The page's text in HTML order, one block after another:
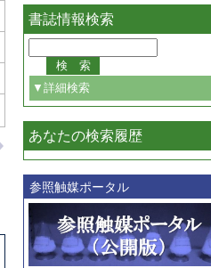
書誌情報検索
▼詳細検索
必ず含
巻・号指定
巻
号
範囲指定
巻
号～
巻
あなたの検索履歴
参照触媒ポータル